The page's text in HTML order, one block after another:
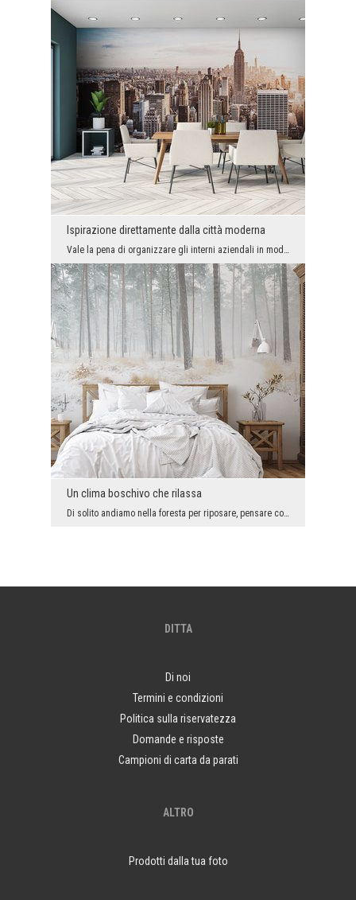
Ispirazione direttamente dalla città moderna
Vale la pena di organizzare gli interni aziendali in modo da renderli confortevoli e piacevoli al...
Un clima boschivo che rilassa
Di solito andiamo nella foresta per riposare, pensare con calma e respirare a pieni polmoni. Lì c...
DITTA
Di noi
Termini e condizioni
Politica sulla riservatezza
Domande e risposte
Campioni di carta da parati
ALTRO
Prodotti dalla tua foto